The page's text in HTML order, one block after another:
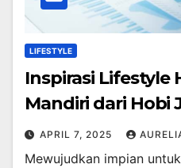
LIFESTYLE
Inspirasi Lifestyle
Mandiri dari Hobi
APRIL 7, 2025
Mеwujudkаn іmріаn